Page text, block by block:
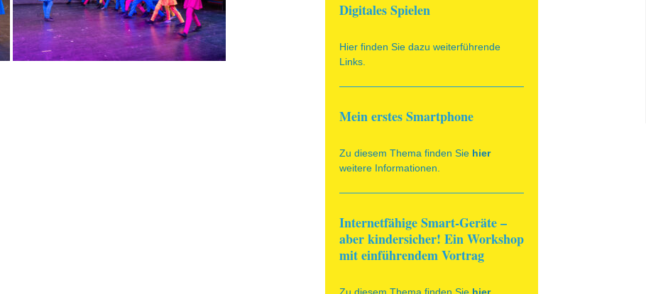
Digitales Spielen
Hier finden Sie dazu weiterführende
Links.
Mein erstes Smartphone
Zu diesem Thema finden Sie hier
weitere Informationen.
Internetfähige Smart-Geräte –
aber kindersicher! Ein Workshop
mit einführendem Vortrag